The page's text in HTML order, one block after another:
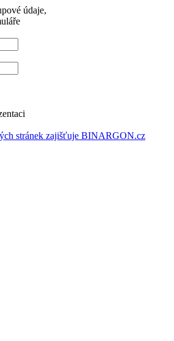
údaje,
stránek zajišťuje BINARGON.cz